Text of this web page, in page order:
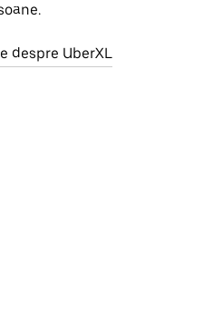
despre UberXL